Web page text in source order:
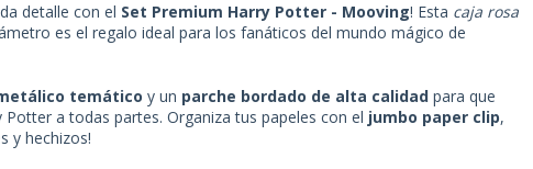
detalle con el Set Premium Harry Potter - Mooving! Esta caja rosa
es el regalo ideal para los fanáticos del mundo mágico de
temático y un parche bordado de alta calidad para que
a todas partes. Organiza tus papeles con el jumbo paper clip,
y hechizos!